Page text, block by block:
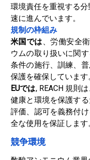
環境責任を重視する
速に進んでいます。
規制の枠組み
米国では、労働安全
ウムの取り扱いに関
条件の施行、訓練、
保護を確保しています
EUでは, REACH 規則
健康と環境を保護す
評価、認可を義務付
全な使用を保証します
競争環境